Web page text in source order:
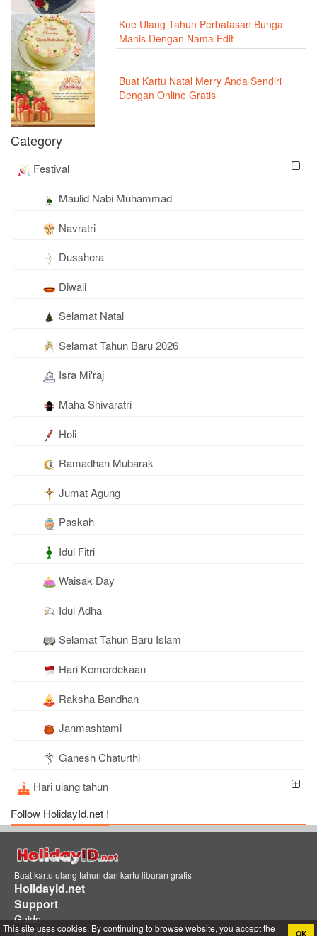
Kue Ulang Tahun Perbatasan Bunga
Manis Dengan Nama Edit
Buat Kartu Natal Merry Anda Sendiri
Dengan Online Gratis
Category
Festival
Maulid Nabi Muhammad
Navratri
Dusshera
Diwali
Selamat Natal
Selamat Tahun Baru 2026
Isra Mi'raj
Maha Shivaratri
Holi
Ramadhan Mubarak
Jumat Agung
Paskah
Idul Fitri
Waisak Day
Idul Adha
Selamat Tahun Baru Islam
Hari Kemerdekaan
Raksha Bandhan
Janmashtami
Ganesh Chaturthi
Hari ulang tahun
Follow HolidayId.net !
Buat kartu ulang tahun dan kartu liburan gratis
Holidayid.net
Support
Guide
This site uses cookies. By continuing to browse website, you accept the
OK